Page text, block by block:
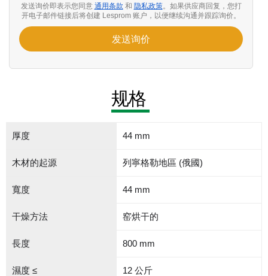
发送询价即表示您同意 通用条款 和 隐私政策。如果供应商回复，您打
开电子邮件链接后将创建 Lesprom 账户，以便继续沟通并跟踪询价。
发送询价
规格
厚度 44 mm
木材的起源 列寧格勒地區 (俄國)
寬度 44 mm
干燥方法 窑烘干的
長度 800 mm
濕度 ≤ 12 公斤